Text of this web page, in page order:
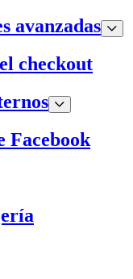
avanzadas
checkout
Facebook